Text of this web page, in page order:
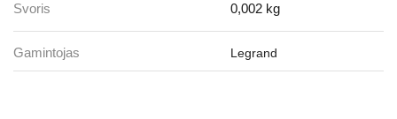
Svoris 0,002 kg
Gamintojas Legrand